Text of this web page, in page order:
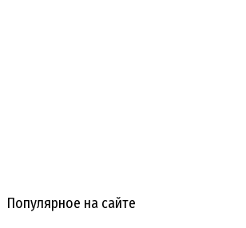
Популярное на сайте